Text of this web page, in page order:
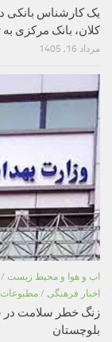
یک کارشناس بانکی
کلان، بانک مرکزی
مرداد 16, 1405
اب و هوا و محیط زیست /
اخبار فرهنگی / مطبوعات
زنگ خطر سلامت در
بلوچستان